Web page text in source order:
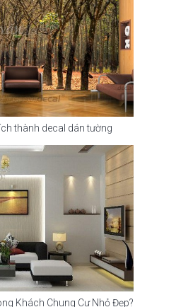
thành decal dán tường
Khách Chung Cư Nhỏ Đẹp?